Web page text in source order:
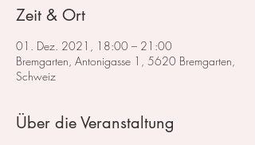
Zeit & Ort
01. Dez. 2021, 18:00 – 21:00
Bremgarten, Antonigasse 1, 5620 Bremgarten,
Schweiz
Über die Veranstaltung